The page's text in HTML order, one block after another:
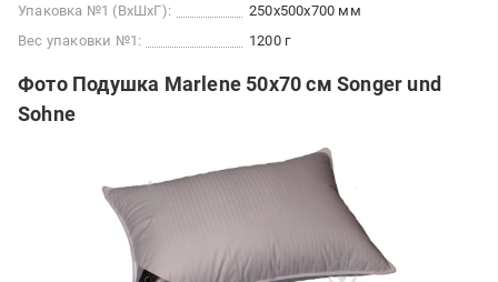
Упаковка №1 (ВхШхГ):
250x500x700 мм
Вес упаковки №1:
1200 г
Фото Подушка Marlene 50x70 см Songer und
Sohne